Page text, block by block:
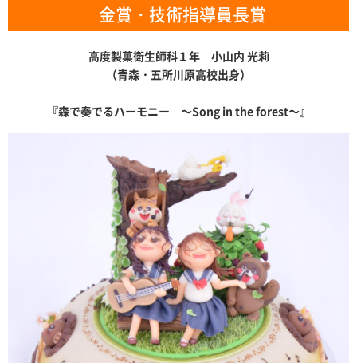
金賞・技術指導員長賞
高度製菓衛生師科１年 小山内 光莉
（青森・五所川原高校出身）
『森で奏でるハーモニー ～Song in the forest～』